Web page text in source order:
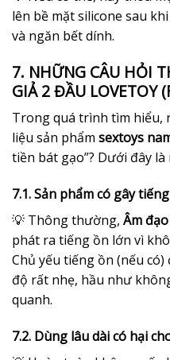
lên bề mặt silicone sau
và ngăn bết dính.
7. NHỮNG CÂU HỎI
GIẢ 2 ĐẦU LOVETOY
Trong quá trình tìm hiểu,
liệu sản phẩm sextoys
tiền bát gạo”? Dưới đây
7.1. Sản phẩm có gây
💡 Thông thường, Âm
phát ra tiếng ồn lớn vì
Chủ yếu tiếng ồn (nếu
độ rất nhẹ, hầu như
quanh.
7.2. Dùng lâu dài có hại